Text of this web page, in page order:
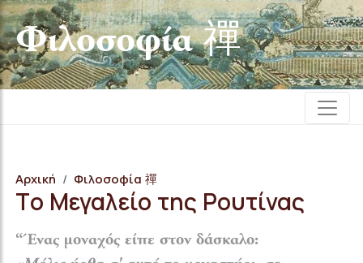
Φιλοσοφία 禪
Αρχική Φιλοσοφία 禪
Tο Μεγαλείο της Ρουτίνας
“Ένας μοναχός είπε στον δάσκαλο: